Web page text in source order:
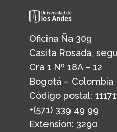
Oficina Ña 309
Casita Rosada,
Cra 1 Nº 18A – 12
Bogotá – Colombia
Código postal:
+(571) 339 49 99
Extension: 3290